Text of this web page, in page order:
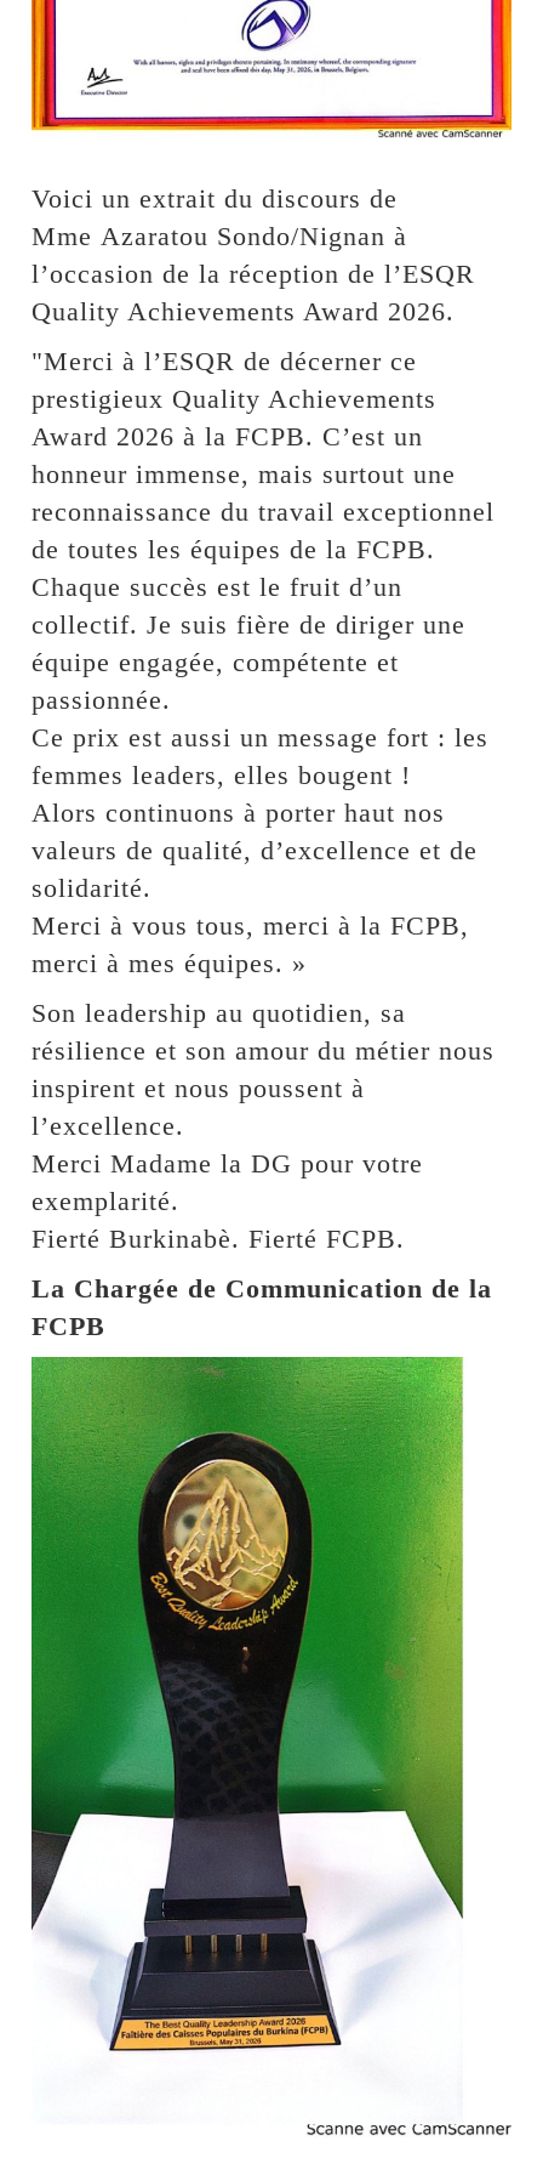
Voici un extrait du discours de
Mme Azaratou Sondo/Nignan à
l’occasion de la réception de l’ESQR
Quality Achievements Award 2026.
"Merci à l’ESQR de décerner ce
prestigieux Quality Achievements
Award 2026 à la FCPB. C’est un
honneur immense, mais surtout une
reconnaissance du travail exceptionnel
de toutes les équipes de la FCPB.
Chaque succès est le fruit d’un
collectif. Je suis fière de diriger une
équipe engagée, compétente et
passionnée.
Ce prix est aussi un message fort : les
femmes leaders, elles bougent !
Alors continuons à porter haut nos
valeurs de qualité, d’excellence et de
solidarité.
Merci à vous tous, merci à la FCPB,
merci à mes équipes. »
Son leadership au quotidien, sa
résilience et son amour du métier nous
inspirent et nous poussent à
l’excellence.
Merci Madame la DG pour votre
exemplarité.
Fierté Burkinabè. Fierté FCPB.
La Chargée de Communication de la
FCPB